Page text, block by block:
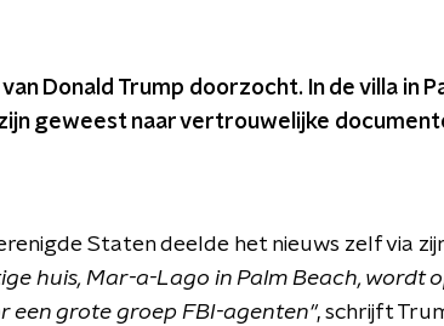
Donald Trump doorzocht. In de villa in
geweest naar vertrouwelijke
Staten deelde het nieuws zelf via
huis, Mar-a-Lago in Palm Beach, wordt
een grote groep FBI-agenten", schrijft